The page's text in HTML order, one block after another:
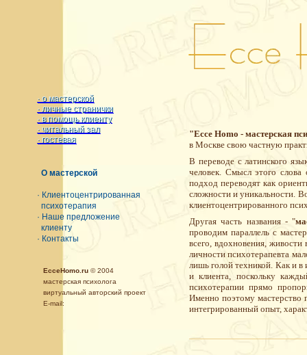
· о мастерской
· о мастерской
· личные странички
· личные странички
· в помощь клиенту
· в помощь клиенту
· читальный зал
· читальный зал
· гостевая
· гостевая
О мастерской
· Клиентоцентрированная
психотерапия
· Наше предложение
клиенту
· Контакты
EcceHomo.ru © 2004
мастерская психолога
виртуальный авторский проект
E-mail:
"Ecce Homo - мастерская
в Москве свою частную
В переводе с латинского
человек. Смысл этого слова
подход переводят как
сложности и уникальности.
клиентоцентрированного
Другая часть названия - "
проводим параллель с
всего, вдохновения, живости
личности психотерапевта
лишь голой техникой. Как и
и клиента, поскольку
психотерапии прямо
Именно поэтому мастерство
интегрированный опыт,